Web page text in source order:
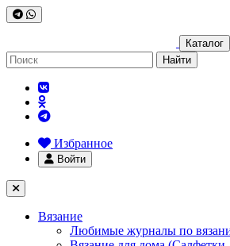
Каталог
Найти
Избранное
Войти
Вязание
Любимые журналы по